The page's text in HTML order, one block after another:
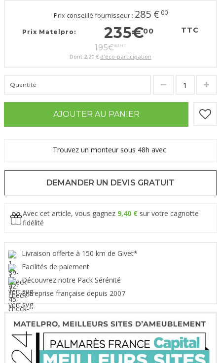
Prix conseillé fournisseur : 285 € 00
Prix Matelpro: 235€00 TTC
195€83 HT
Dont 2,20 € d'éco-participation
Quantité
AJOUTER AU PANIER
Trouvez un monteur sous 48h avec
DEMANDER UN DEVIS GRATUIT
Avec cet article, vous gagnez 9,40 € sur votre cagnotte
fidélité
Livraison offerte à 150 km de Givet*
Facilités de paiement
Découvrez notre Pack Sérénité
Entreprise française depuis 2007